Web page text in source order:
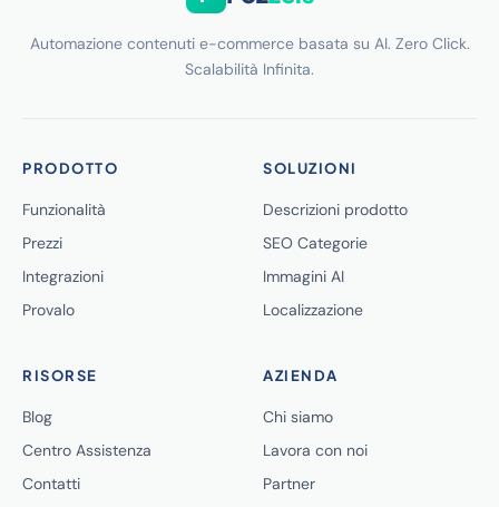
Automazione contenuti e-commerce basata su AI. Zero Click.
Scalabilità Infinita.
PRODOTTO
Funzionalità
Prezzi
Integrazioni
Provalo
SOLUZIONI
Descrizioni prodotto
SEO Categorie
Immagini AI
Localizzazione
RISORSE
Blog
Centro Assistenza
Contatti
AZIENDA
Chi siamo
Lavora con noi
Partner